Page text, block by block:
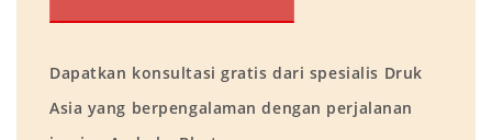
Dapatkan konsultasi gratis dari spesialis Druk
Asia yang berpengalaman dengan perjalanan